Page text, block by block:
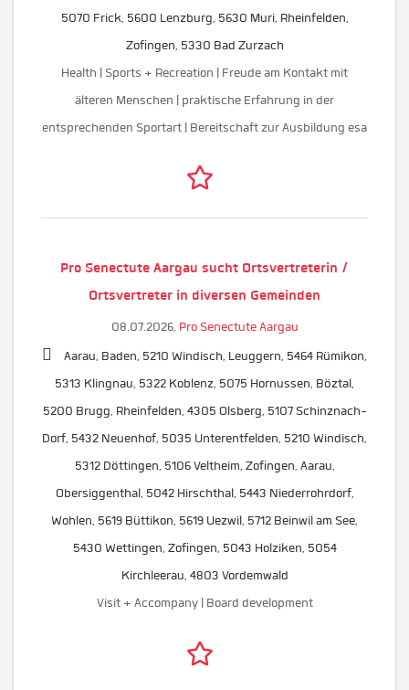
5070 Frick, 5600 Lenzburg, 5630 Muri, Rheinfelden,
Zofingen, 5330 Bad Zurzach
Health | Sports + Recreation | Freude am Kontakt mit
älteren Menschen | praktische Erfahrung in der
entsprechenden Sportart | Bereitschaft zur Ausbildung esa
Pro Senectute Aargau sucht Ortsvertreterin /
Ortsvertreter in diversen Gemeinden
08.07.2026, Pro Senectute Aargau
Aarau, Baden, 5210 Windisch, Leuggern, 5464 Rümikon,
5313 Klingnau, 5322 Koblenz, 5075 Hornussen, Böztal,
5200 Brugg, Rheinfelden, 4305 Olsberg, 5107 Schinznach-
Dorf, 5432 Neuenhof, 5035 Unterentfelden, 5210 Windisch,
5312 Döttingen, 5106 Veltheim, Zofingen, Aarau,
Obersiggenthal, 5042 Hirschthal, 5443 Niederrohrdorf,
Wohlen, 5619 Büttikon, 5619 Uezwil, 5712 Beinwil am See,
5430 Wettingen, Zofingen, 5043 Holziken, 5054
Kirchleerau, 4803 Vordemwald
Visit + Accompany | Board development